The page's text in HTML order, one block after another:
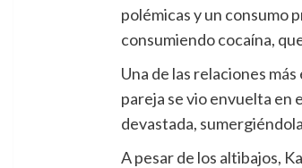
polémicas y un consumo
consumiendo cocaína,
Una de las relaciones
pareja se vio envuelta en
devastada,
A pesar de los altibajos,